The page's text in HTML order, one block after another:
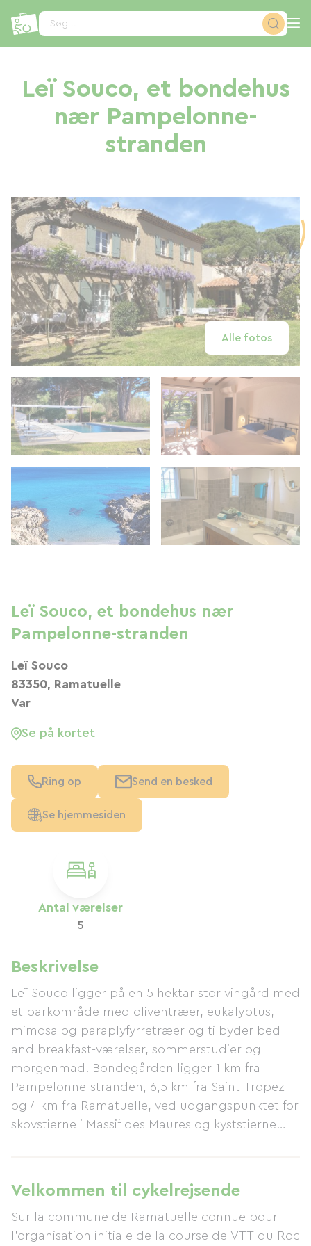
Søg...
Leï Souco, et bondehus
nær Pampelonne-
stranden
Alle fotos
Antal værelser
5
Beskrivelse
Leï Souco ligger på en 5 hektar stor vingård med
et parkområde med oliventræer, eukalyptus,
mimosa og paraplyfyrretræer og tilbyder bed
and breakfast-værelser, sommerstudier og
morgenmad. Bondegården ligger 1 km fra
Pampelonne-stranden, 6,5 km fra Saint-Tropez
og 4 km fra Ramatuelle, ved udgangspunktet for
skovstierne i Massif des Maures og kyststierne
med soldæk, petanquebane, Wi-Fi og vaskeri er
tilgængelige for gæsterne. Ejendommen er fuldt
indhegnet. Hvis du ønsker at spise på din private
terrasse under blåregnen, ligger et supermarked
Velkommen til cykelrejsende
Sur la commune de Ramatuelle connue pour
l'organisation initiale de la course de VTT du Roc
Leï Souco, et bondehus nær
Pampelonne-stranden
Leï Souco
83350, Ramatuelle
Var
Se på kortet
Ring op Send en besked
Se hjemmesiden
CCookie-styringspanel